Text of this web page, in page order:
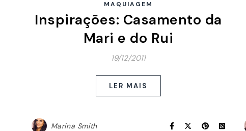
MAQUIAGEM
Inspirações: Casamento da
Mari e do Rui
19/12/2011
LER MAIS
Marina Smith